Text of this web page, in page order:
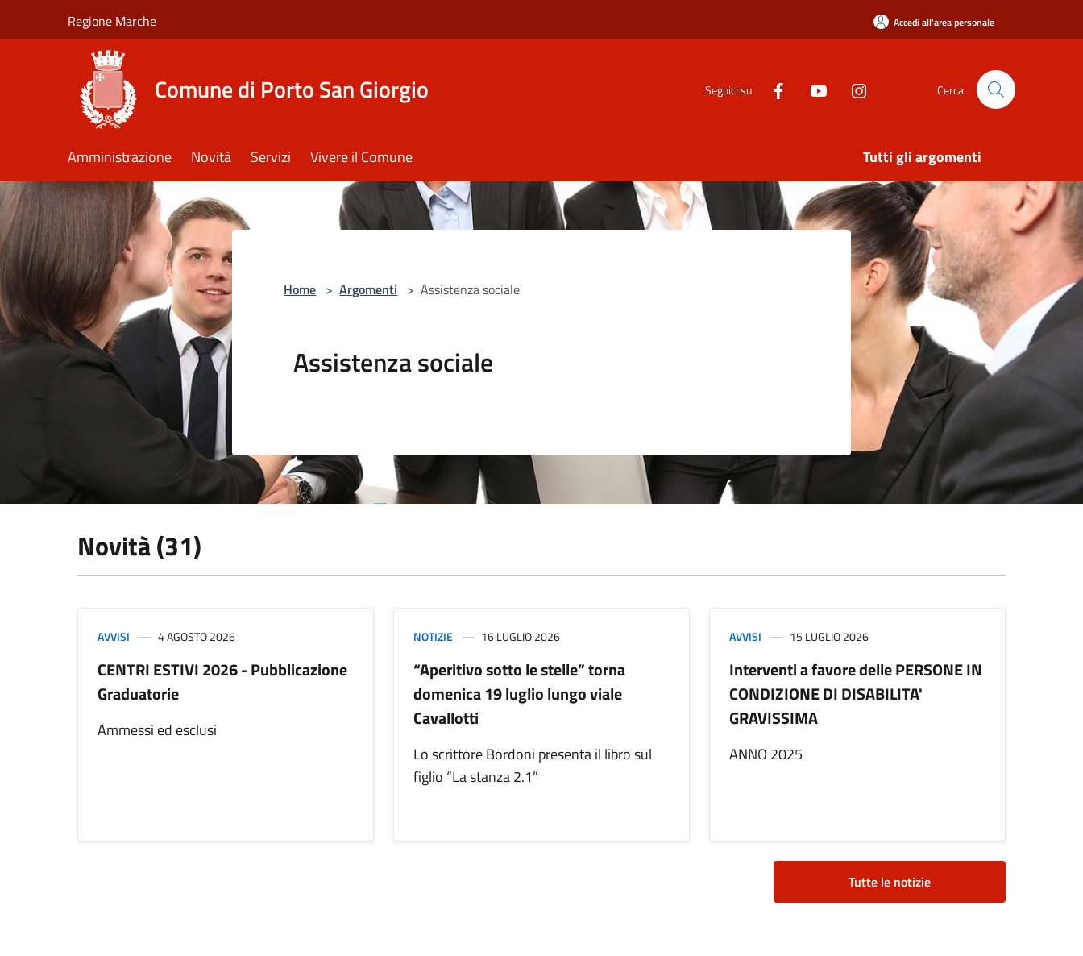
Regione Marche Accedi all'area personale
Comune di Porto San Giorgio Seguici su Cerca
Amministrazione Novità Servizi Vivere il Comune Tutti gli argomenti
Home > Argomenti > Assistenza sociale
Assistenza sociale
Novità (31)
AVVISI 4 AGOSTO 2026
CENTRI ESTIVI 2026 - Pubblicazione
Graduatorie
Ammessi ed esclusi
NOTIZIE 16 LUGLIO 2026
“Aperitivo sotto le stelle” torna
domenica 19 luglio lungo viale
Cavallotti
Lo scrittore Bordoni presenta il libro sul
figlio “La stanza 2.1”
AVVISI 15 LUGLIO 2026
Interventi a favore delle PERSONE IN
CONDIZIONE DI DISABILITA'
GRAVISSIMA
ANNO 2025
Tutte le notizie